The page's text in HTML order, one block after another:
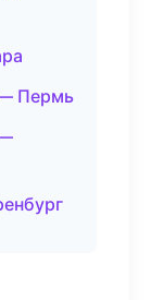
Пермь